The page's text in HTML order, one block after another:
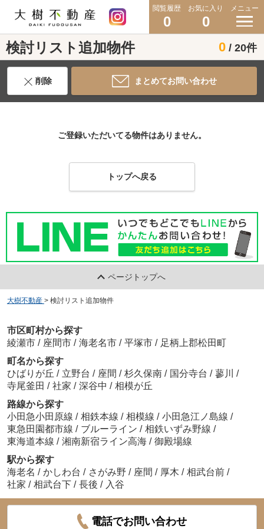
閲覧履歴
0
お気に入り
0
メニュー
検討リスト追加物件 0 / 20件
削除 まとめてお問い合わせ
ご登録いただいてる物件はありません。
トップへ戻る
ページトップへ
大樹不動産 > 検討リスト追加物件
市区町村から探す
綾瀬市 / 座間市 / 海老名市 / 平塚市 / 足柄上郡松田町
町名から探す
ひばりが丘 / 立野台 / 座間 / 杉久保南 / 国分寺台 / 蓼川 /
寺尾釜田 / 社家 / 深谷中 / 相模が丘
路線から探す
小田急小田原線 / 相鉄本線 / 相模線 / 小田急江ノ島線 /
東急田園都市線 / ブルーライン / 相鉄いずみ野線 /
東海道本線 / 湘南新宿ライン高海 / 御殿場線
駅から探す
海老名 / かしわ台 / さがみ野 / 座間 / 厚木 / 相武台前 /
社家 / 相武台下 / 長後 / 入谷
電話でお問い合わせ